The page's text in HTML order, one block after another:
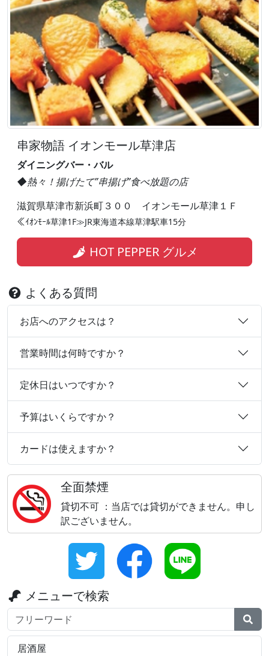
串家物語 イオンモール草津店
ダイニングバー・バル
◆熱々！揚げたて”串揚げ”食べ放題の店
滋賀県草津市新浜町３００ イオンモール草津１Ｆ
≪ｲｵﾝﾓｰﾙ草津1F≫JR東海道本線草津駅車15分
HOT PEPPER グルメ
よくある質問
お店へのアクセスは？
営業時間は何時ですか？
定休日はいつですか？
予算はいくらですか？
カードは使えますか？
全面禁煙
貸切不可 ：当店では貸切ができません。申し
訳ございません。
メニューで検索
検索ワード
居酒屋